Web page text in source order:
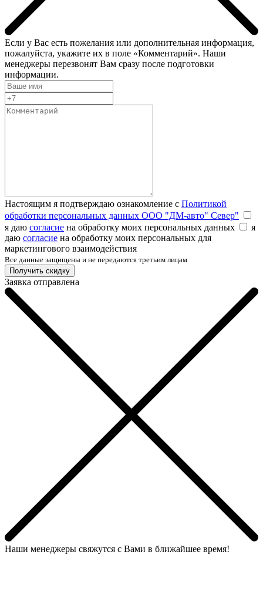
Если у Вас есть пожелания или дополнительная информация,
пожалуйста, укажите их в поле «Комментарий». Наши
менеджеры перезвонят Вам сразу после подготовки
информации.
Настоящим я подтверждаю ознакомление с Политикой
обработки персональных данных ООО "ДМ-авто" Север"
я даю согласие на обработку моих персональных данных
я
даю согласие на обработку моих персональных для
маркетингового взаимодействия
Все данные защищены и не передаются третьим лицам
Заявка отправлена
Наши менеджеры свяжутся с Вами в ближайшее время!